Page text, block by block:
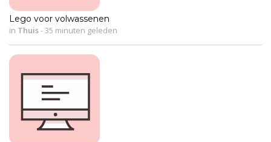
Lego voor volwassenen
in Thuis- 35 minuten geleden